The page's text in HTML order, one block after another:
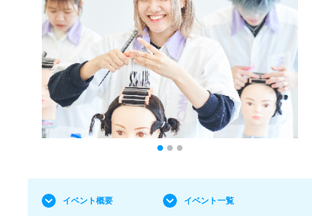
イベント概要 イベント一覧